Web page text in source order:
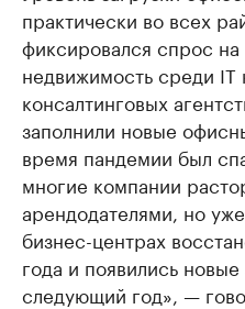
практически во всех
фиксировался спрос
недвижимость среди IT
консалтинговых
заполнили новые
время пандемии был
многие компании
арендодателями, но
бизнес-центрах
года и появились
следующий год», —